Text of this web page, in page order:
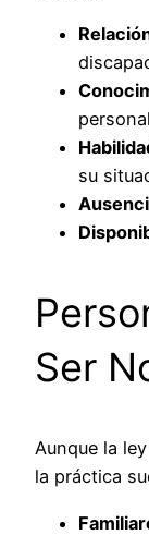
su
Ser
Aunque la
la práctica